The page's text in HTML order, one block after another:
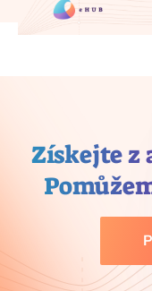
Získejte